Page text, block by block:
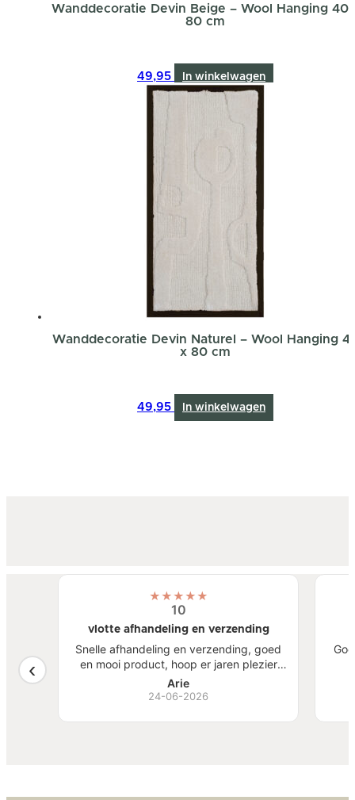
Wanddecoratie Devin Beige – Wool Hanging 40
80 cm
49,95 In winkelwagen
Wanddecoratie Devin Naturel – Wool Hanging
x 80 cm
49,95 In winkelwagen
mooi
★★★★★
10
vlotte afhandeling en verzending
Snelle afhandeling en verzending, goed
en mooi product, hoop er jaren plezier
van te hebben.
Arie
24-06-2026